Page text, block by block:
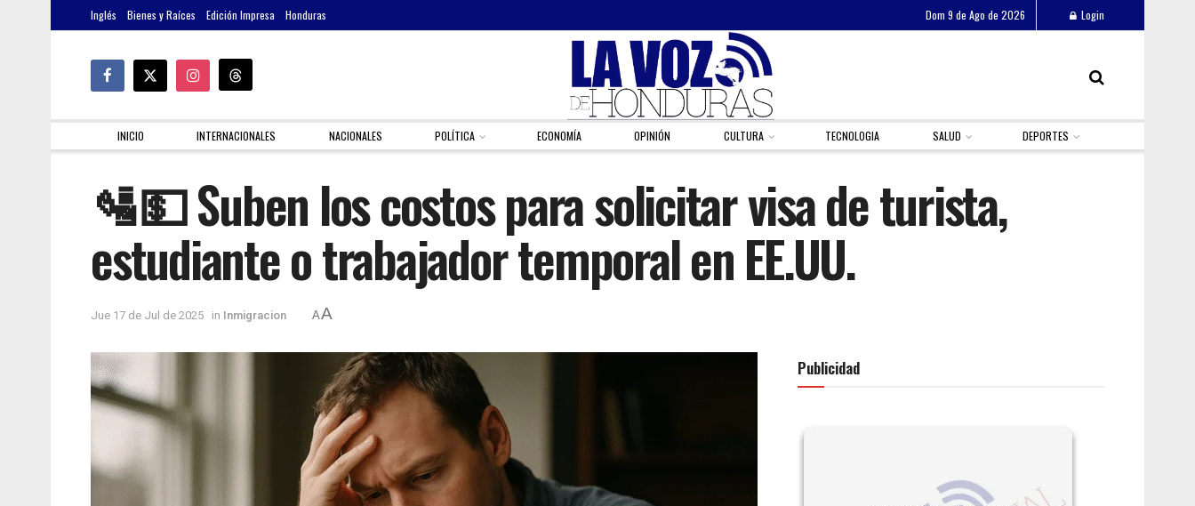
Inglés Bienes y Raíces Edición Impresa Honduras Dom 9 de Ago de 2026 Login
INICIO INTERNACIONALES NACIONALES POLÍTICA ECONOMÍA OPINIÓN CULTURA TECNOLOGIA SALUD DEPORTES
🛂💵 Suben los costos para solicitar visa de turista,
estudiante o trabajador temporal en EE.UU.
Jue 17 de Jul de 2025 in Inmigracion AA
Publicidad